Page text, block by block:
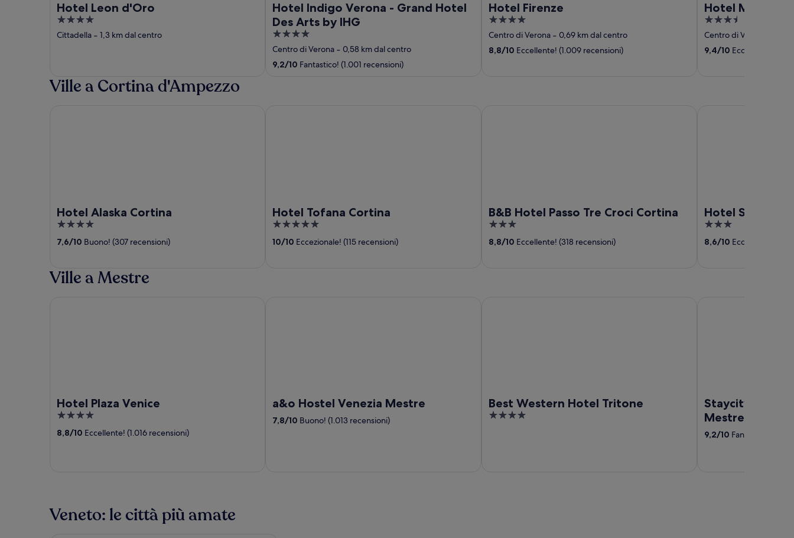
Hotel Leon d'Oro
4
out
Cittadella ‐ 1,3 km dal centro
Hotel Indigo Verona - Grand Hotel
Des Arts by IHG
4
out
of
Centro di Verona ‐ 0,58 km dal centro
9,2/10 Fantastico! (1.001 recensioni)
Hotel Firenze
4
out
of
Centro di Verona ‐ 0,69 km dal centro
8,8/10 Eccellente! (1.009 recensioni)
Hotel Milano &
3.5
out
of
Centro di Verona
9,4/10 Eccezionale!
Ville a Cortina d'Ampezzo
Hotel Alaska Cortina
4
out
of
7,6/10 Buono! (307 recensioni)
Hotel Tofana Cortina
5
out
of
10/10 Eccezionale! (115 recensioni)
B&B Hotel Passo Tre Croci Cortina
3
out
of
8,8/10 Eccellente! (318 recensioni)
Hotel Serena
3
out
of
8,6/10 Eccellente! (181
Ville a Mestre
Hotel Plaza Venice
4
out
of
8,8/10 Eccellente! (1.016 recensioni)
a&o Hostel Venezia Mestre
7,8/10 Buono! (1.013 recensioni)
Best Western Hotel Tritone
4
Staycity
Mestre
9,2/10 Fantastico! (884
Veneto: le città più amate